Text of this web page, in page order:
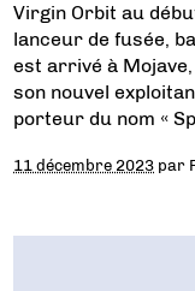
Virgin Orbit au
lanceur de fusée,
est arrivé à
son nouvel
porteur du nom «
11 décembre 2023 par